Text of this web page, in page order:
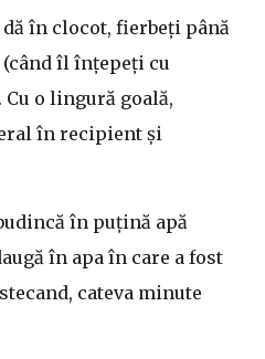
în clocot, fierbeți până
îl înțepeți cu
o lingură goală,
în recipient și
în puțină apă
în apa în care a fost
cateva minute